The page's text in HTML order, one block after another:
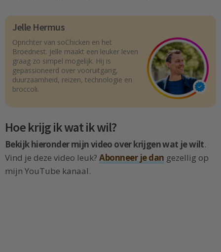
Jelle Hermus
Oprichter van soChicken en het
Broednest. Jelle maakt een leuker leven
graag zo simpel mogelijk. Hij is
gepassioneerd over vooruitgang,
duurzaamheid, reizen, technologie en
broccoli.
Hoe krijg ik wat ik wil?
Bekijk hieronder mijn video over krijgen wat je wilt.
Vind je deze video leuk? Abonneer je dan gezellig op
mijn YouTube kanaal.